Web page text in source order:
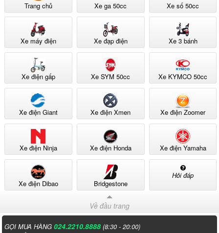
Trang chủ Xe ga 50cc Xe số 50cc
Xe máy điện Xe đạp điện Xe 3 bánh
Xe điện gấp Xe SYM 50cc Xe KYMCO 50cc
Xe điện Giant Xe điện Xmen Xe điện Zoomer
Xe điện Ninja Xe điện Honda Xe điện Yamaha
Xe điện Dibao Bridgestone
Hỏi đáp
Về đầu trang
GỌI MUA HÀNG024.2210.8888 (8:30 - 20:00)